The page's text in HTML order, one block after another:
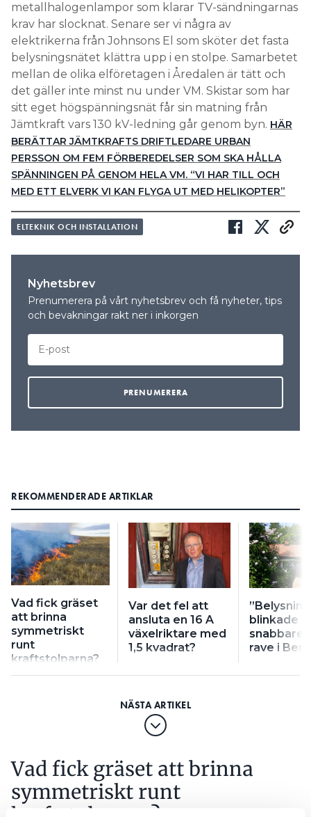
metallhalogenlampor som klarar TV-sändningarnas
krav har slocknat. Senare ser vi några av
elektrikerna från Johnsons El som sköter det fasta
belysningsnätet klättra upp i en stolpe. Samarbetet
mellan de olika elföretagen i Åredalen är tätt och
det gäller inte minst nu under VM. Skistar som har
sitt eget högspänningsnät får sin matning från
Jämtkraft vars 130 kV-ledning går genom byn. HÄR
BERÄTTAR JÄMTKRAFTS DRIFTLEDARE URBAN
PERSSON OM FEM FÖRBEREDELSER SOM SKA HÅLLA
SPÄNNINGEN PÅ GENOM HELA VM. “VI HAR TILL OCH
MED ETT ELVERK VI KAN FLYGA UT MED HELIKOPTER”
ELTEKNIK OCH INSTALLATION
Nyhetsbrev
Prenumerera på vårt nyhetsbrev och få nyheter, tips
och bevakningar rakt ner i inkorgen
REKOMMENDERADE ARTIKLAR
Vad fick gräset
att brinna
symmetriskt
runt
kraftstolparna?
Var det fel att
ansluta en 16 A
växelriktare med
1,5 kvadrat?
blinkade
snabbare
rave i
Vad fick gräset att brinna
symmetriskt runt